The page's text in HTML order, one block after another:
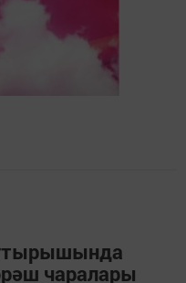
чаралары